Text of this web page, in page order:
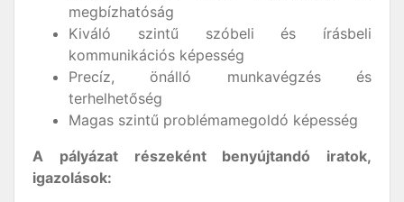
megbízhatóság
Kiváló szintű szóbeli és írásbeli
kommunikációs képesség
Precíz, önálló munkavégzés és
terhelhetőség
Magas szintű problémamegoldó képesség
A pályázat részeként benyújtandó iratok,
igazolások: